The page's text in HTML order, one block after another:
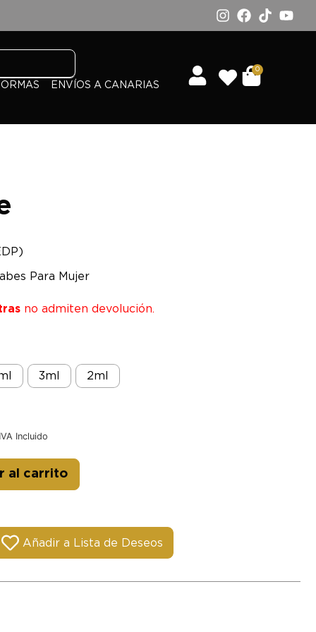
ENVÍOS A CANARIAS
0
Para Mujer
no admiten devolución.
3ml 2ml
IVA Incluido
al carrito
Añadir a Lista de Deseos